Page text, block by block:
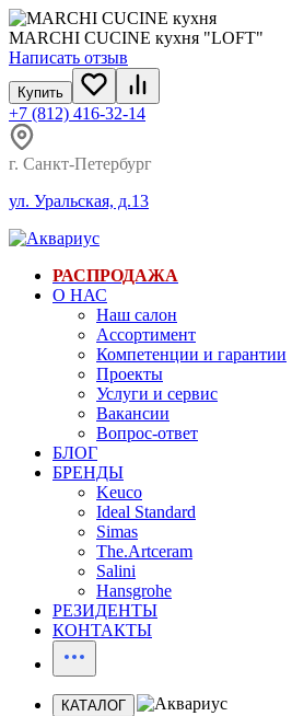
MARCHI CUCINE кухня "LOFT"
Написать отзыв
Купить
+7 (812) 416-32-14
г. Санкт-Петербург
ул. Уральская, д.13
РАСПРОДАЖА
О НАС
Наш салон
Ассортимент
Компетенции и гарантии
Проекты
Услуги и сервис
Вакансии
Вопрос-ответ
БЛОГ
БРЕНДЫ
Keuco
Ideal Standard
Simas
The.Artceram
Salini
Hansgrohe
РЕЗИДЕНТЫ
КОНТАКТЫ
КАТАЛОГ